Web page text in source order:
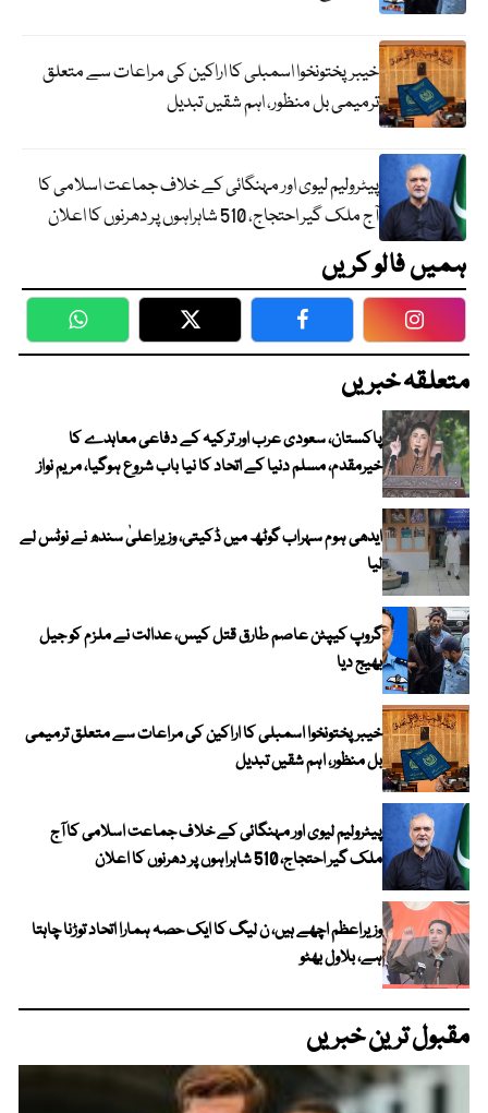
خیبرپختونخوا اسمبلی کا اراکین کی مراعات سے متعلق
ترمیمی بل منظور، اہم شقیں تبدیل
پیٹرولیم لیوی اور مہنگائی کے خلاف جماعت اسلامی کا
آج ملک گیر احتجاج، 510 شاہراہوں پر دھرنوں کا اعلان
ہمیں فالو کریں
WhatsApp Twitter Facebook
متعلقہ خبریں
پاکستان، سعودی عرب اور ترکیہ کے دفاعی معاہدے کا
خیرمقدم، مسلم دنیا کے اتحاد کا نیا باب شروع ہوگیا، مریم نواز
ایدھی ہوم سہراب گوٹھ میں ڈکیتی، وزیراعلیٰ سندھ نے نوٹس لے
لیا
گروپ کیپٹن عاصم طارق قتل کیس، عدالت نے ملزم کو جیل
بھیج دیا
خیبرپختونخوا اسمبلی کا اراکین کی مراعات سے متعلق ترمیمی
بل منظور، اہم شقیں تبدیل
پیٹرولیم لیوی اور مہنگائی کے خلاف جماعت اسلامی کا آج
ملک گیر احتجاج، 510 شاہراہوں پر دھرنوں کا اعلان
وزیراعظم اچھے ہیں، ن لیگ کا ایک حصہ ہمارا اتحاد توڑنا چاہتا
ہے، بلاول بھٹو
مقبول ترین خبریں